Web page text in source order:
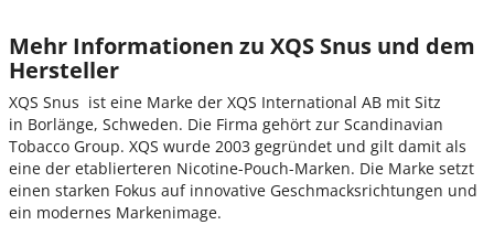
Mehr Informationen zu XQS Snus und dem
Hersteller
XQS Snus ist eine Marke der XQS International AB mit Sitz
in Borlänge, Schweden. Die Firma gehört zur Scandinavian
Tobacco Group. XQS wurde 2003 gegründet und gilt damit als
eine der etablierteren Nicotine-Pouch-Marken. Die Marke setzt
einen starken Fokus auf innovative Geschmacksrichtungen und
ein modernes Markenimage.